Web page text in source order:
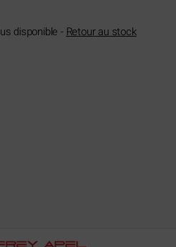
disponible - Retour au stock